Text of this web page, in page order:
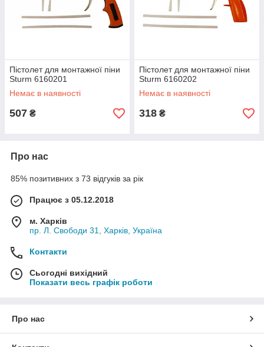
Пістолет для монтажної піни
Sturm 6160201
Немає в наявності
507 ₴
Пістолет для монтажної піни
Sturm 6160202
Немає в наявності
318 ₴
Про нас
85% позитивних з 73 відгуків за рік
Працює з 05.12.2018
м. Харків
пр. Л. Свободи 31, Харків, Україна
Контакти
Сьогодні вихідний
Показати весь графік роботи
Про нас